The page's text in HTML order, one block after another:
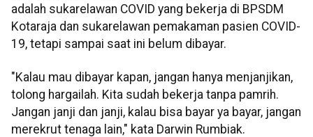
adalah sukarelawan COVID yang bekerja di BPSDM
Kotaraja dan sukarelawan pemakaman pasien COVID-
19, tetapi sampai saat ini belum dibayar.
"Kalau mau dibayar kapan, jangan hanya menjanjikan,
tolong hargailah. Kita sudah bekerja tanpa pamrih.
Jangan janji dan janji, kalau bisa bayar ya bayar, jangan
merekrut tenaga lain," kata Darwin Rumbiak.